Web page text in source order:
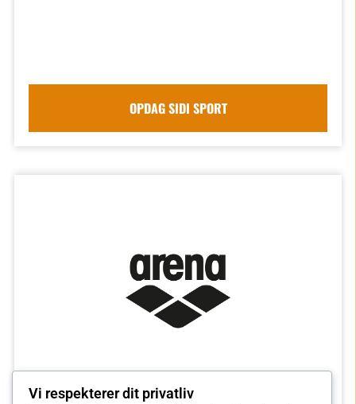
OPDAG SIDI SPORT
Vi respekterer dit privatliv